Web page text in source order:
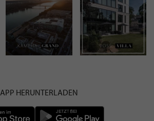
APP HERUNTERLADEN